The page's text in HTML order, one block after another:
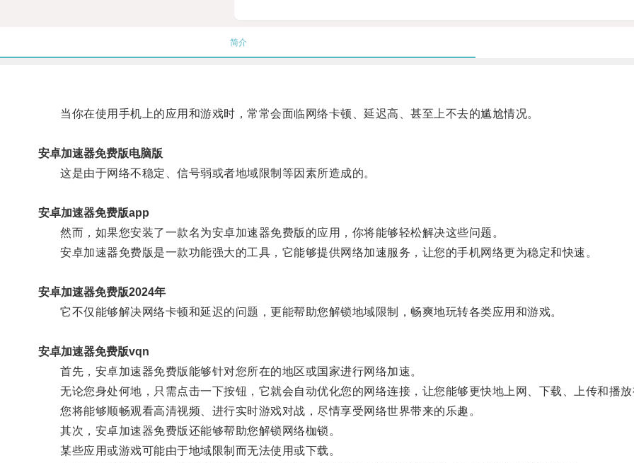
简介
当你在使用手机上的应用和游戏时，常常会面临网络卡顿、延迟高、甚至上不去的尴尬情况。
安卓加速器免费版电脑版
这是由于网络不稳定、信号弱或者地域限制等因素所造成的。
安卓加速器免费版app
然而，如果您安装了一款名为安卓加速器免费版的应用，你将能够轻松解决这些问题。
安卓加速器免费版是一款功能强大的工具，它能够提供网络加速服务，让您的手机网络更为稳定和快速。
安卓加速器免费版2024年
它不仅能够解决网络卡顿和延迟的问题，更能帮助您解锁地域限制，畅爽地玩转各类应用和游戏。
安卓加速器免费版vqn
首先，安卓加速器免费版能够针对您所在的地区或国家进行网络加速。
无论您身处何地，只需点击一下按钮，它就会自动优化您的网络连接，让您能够更快地上网、下载、上传和播
您将能够顺畅观看高清视频、进行实时游戏对战，尽情享受网络世界带来的乐趣。
其次，安卓加速器免费版还能够帮助您解锁网络枷锁。
某些应用或游戏可能由于地域限制而无法使用或下载。